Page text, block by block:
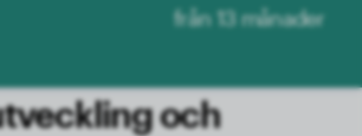
från 13 månader
och